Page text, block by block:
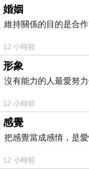
婚姻
維持關係的目的是合
12 小時前
形象
沒有能力的人最愛努力
12 小時前
感覺
把感覺當成感情，是
12 小時前